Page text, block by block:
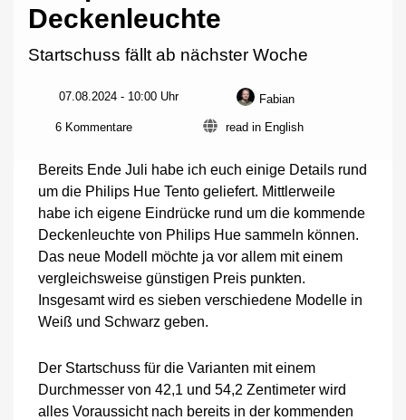
Deckenleuchte
Startschuss fällt ab nächster Woche
07.08.2024 - 10:00 Uhr Fabian
6 Kommentarezu
Eindrücke
der
neuen
Philips
Hue
Deckenleuchte
read in English
Bereits Ende Juli habe ich euch einige Details rund
um die Philips Hue Tento geliefert. Mittlerweile
habe ich eigene Eindrücke rund um die kommende
Deckenleuchte von Philips Hue sammeln können.
Das neue Modell möchte ja vor allem mit einem
vergleichsweise günstigen Preis punkten.
Insgesamt wird es sieben verschiedene Modelle in
Weiß und Schwarz geben.
Der Startschuss für die Varianten mit einem
Durchmesser von 42,1 und 54,2 Zentimeter wird
alles Voraussicht nach bereits in der kommenden